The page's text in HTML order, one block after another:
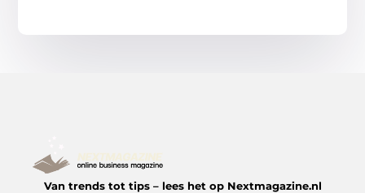
Van trends tot tips – lees het op Nextmagazine.nl